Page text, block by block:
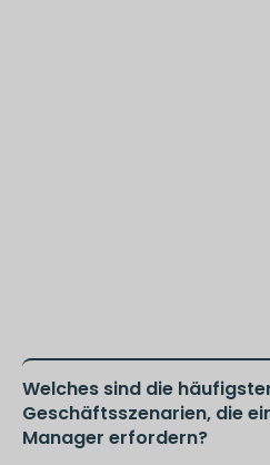
Welches sind die
Geschäftsszenarien, die
Manager erfordern?